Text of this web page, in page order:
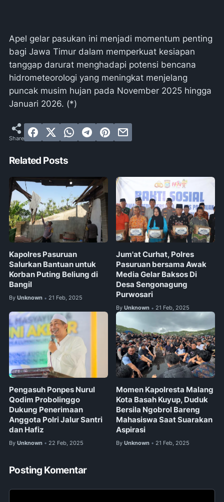
Apel gelar pasukan ini menjadi momentum penting
bagi Jawa Timur dalam memperkuat kesiapan
tanggap darurat menghadapi potensi bencana
hidrometeorologi yang meningkat menjelang
puncak musim hujan pada November 2025 hingga
Januari 2026. (*)
Related Posts
Kapolres Pasuruan
Salurkan Bantuan untuk
Korban Puting Beliung di
Bangil
By Unknown • 21 Feb, 2025
Jum'at Curhat, Polres
Pasuruan bersama Awak
Media Gelar Baksos Di
Desa Sengonagung
Purwosari
By Unknown • 21 Feb, 2025
Pengasuh Ponpes Nurul
Qodim Probolinggo
Dukung Penerimaan
Anggota Polri Jalur Santri
dan Hafiz
By Unknown • 22 Feb, 2025
Momen Kapolresta Malang
Kota Basah Kuyup, Duduk
Bersila Ngobrol Bareng
Mahasiswa Saat Suarakan
Aspirasi
By Unknown • 21 Feb, 2025
Posting Komentar